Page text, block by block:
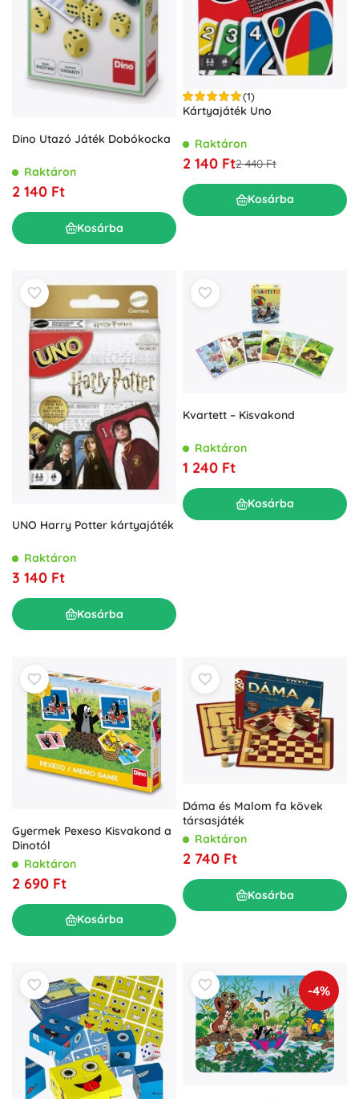
Dino Utazó Játék Dobókocka
Raktáron
2 140 Ft
Kosárba
(1)
Kártyajáték Uno
Raktáron
2 140 Ft2 440 Ft
Kosárba
UNO Harry Potter kártyajáték
Raktáron
3 140 Ft
Kosárba
Kvartett – Kisvakond
Raktáron
1 240 Ft
Kosárba
Gyermek Pexeso Kisvakond a
Dinotól
Raktáron
2 690 Ft
Kosárba
Dáma és Malom fa kövek
társasjáték
Raktáron
2 740 Ft
Kosárba
-4%